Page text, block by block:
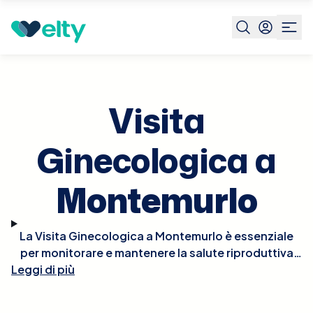
Prenota visita Montemurlo
Visita
Ginecologica a
Montemurlo
La Visita Ginecologica a Montemurlo è essenziale
per monitorare e mantenere la salute riproduttiva
femminile. Durante la visita, il ginecologo condurrà
Leggi di più